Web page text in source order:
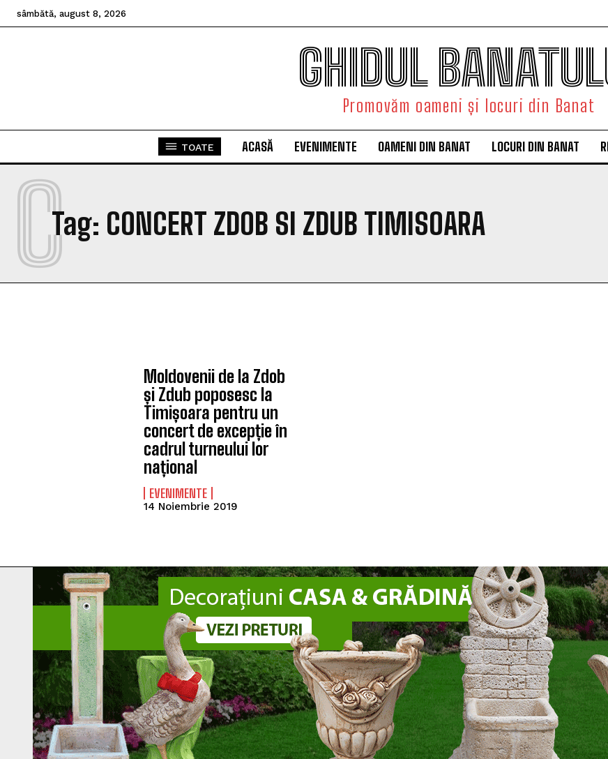
sâmbătă, august 8, 2026
GHIDUL
Promovăm oameni și locuri din Banat
TOATE ACASĂ EVENIMENTE OAMENI DIN BANAT LOCURI DIN BANAT
Tag: CONCERT ZDOB SI ZDUB TIMISOARA
C
Moldovenii de la Zdob
și Zdub poposesc la
Timișoara pentru un
concert de excepție în
cadrul turneului lor
național
EVENIMENTE
14 Noiembrie 2019